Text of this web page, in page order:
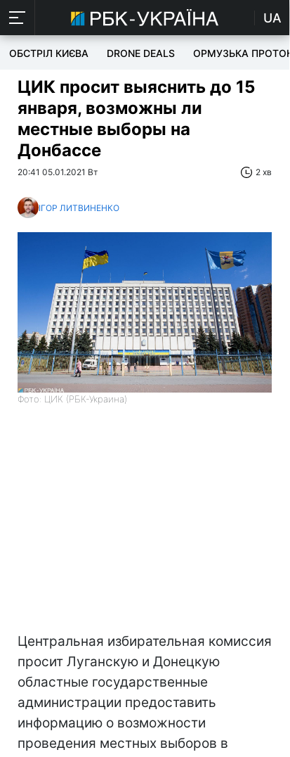
UA
ОБСТРІЛ КИЄВА DRONE DEALS ОРМУЗЬКА
ЦИК просит выяснить до 15
января, возможны ли
местные выборы на
Донбассе
20:41 05.01.2021 Вт 2 хв
ІГОР ЛИТВИНЕНКО
Фото: ЦИК (РБК-Украина)
Центральная избирательная комиссия
просит Луганскую и Донецкую
областные государственные
администрации предоставить
информацию о возможности
проведения местных выборов в